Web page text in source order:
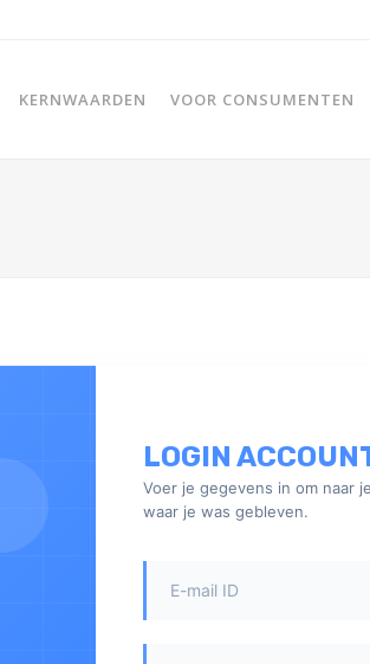
KERNWAARDEN VOOR CONSUMENTEN
LOGIN
Voer je gegevens in om naar
waar je was gebleven.